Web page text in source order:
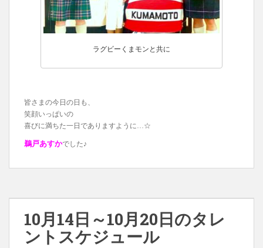
ラグビーくまモンと共に
皆さまの今日の日も、
笑顔いっぱいの
喜びに満ちた一日でありますように…☆
鵜戸あすかでした♪
10月14日～10月20日のタレ
ントスケジュール